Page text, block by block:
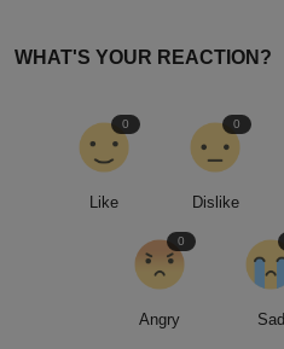
WHAT'S YOUR REACTION?
Like
0
Dislike
0
Angry
0
Sad